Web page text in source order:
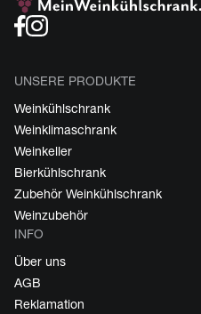
UNSERE PRODUKTE
Weinkühlschrank
Weinklimaschrank
Weinkeller
Bierkühlschrank
Zubehör Weinkühlschrank
Weinzubehör
INFO
Über uns
AGB
Reklamation